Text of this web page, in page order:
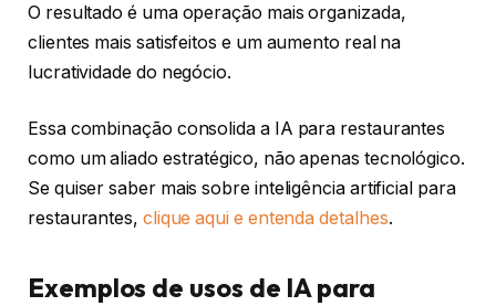
O resultado é uma operação mais organizada,
clientes mais satisfeitos e um aumento real na
lucratividade do negócio.
Essa combinação consolida a IA para restaurantes
como um aliado estratégico, não apenas tecnológico.
Se quiser saber mais sobre inteligência artificial para
restaurantes, clique aqui e entenda detalhes.
Exemplos de usos de IA para